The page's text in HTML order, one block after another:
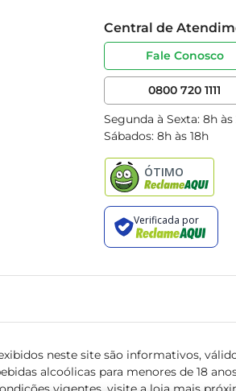
Central de
Fale Conosco
0800 720 1111
Segunda à Sexta: 8h
Sábados: 8h às 18h
neste site são informativos,
alcoólicas para menores de 18